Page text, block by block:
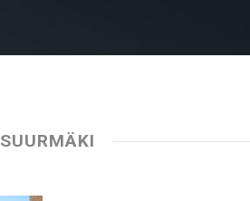
SUURMÄKI